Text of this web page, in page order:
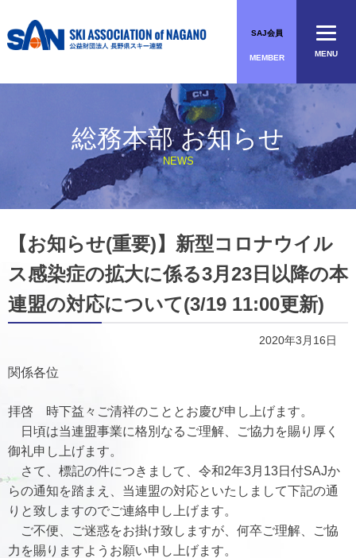
to
content
SAJ会員
MEMBER
総務本部 お知らせ
NEWS
【お知らせ(重要)】新型コロナウイル
ス感染症の拡大に係る3月23日以降の本
連盟の対応について(3/19 11:00更新)
2020年3月16日
関係各位
拝啓 時下益々ご清祥のこととお慶び申し上げます。
日頃は当連盟事業に格別なるご理解、ご協力を賜り厚く
御礼申し上げます。
さて、標記の件につきまして、令和2年3月13日付SAJか
らの通知を踏まえ、当連盟の対応といたしまして下記の通
りと致しますのでご連絡申し上げます。
ご不便、ご迷惑をお掛け致しますが、何卒ご理解、ご協
力を賜りますようお願い申し上げます。
MENU